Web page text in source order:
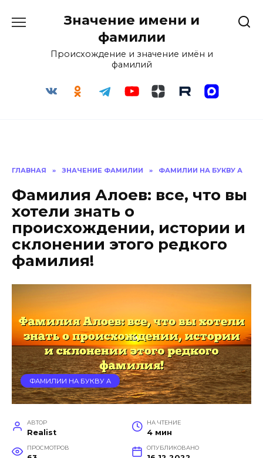
Значение имени и
фамилии
Происхождение и значение имён и
фамилий
ГЛАВНАЯ » ЗНАЧЕНИЕ ФАМИЛИИ » ФАМИЛИИ НА БУКВУ А
Фамилия Алоев: все, что вы
хотели знать о
происхождении, истории и
склонении этого редкого
фамилия!
ФАМИЛИИ НА БУКВУ А
АВТОР
Realist
НА ЧТЕНИЕ
4 мин
ПРОСМОТРОВ ОПУБЛИКОВАНО